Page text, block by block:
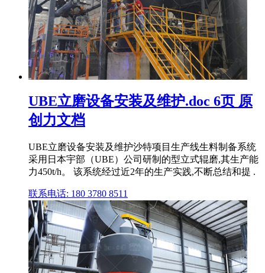
UBE立磨设备安装及维护.doc 6页 原
创力文档
UBE立磨设备安装及维护沙特项目生产线生料制备系统
采用日本宇部（UBE）公司研制的型立式辊磨,其生产能
力450t/h。 该系统经过近2年的生产实践,不断总结和提 .
联系电话: 180 3780 8511